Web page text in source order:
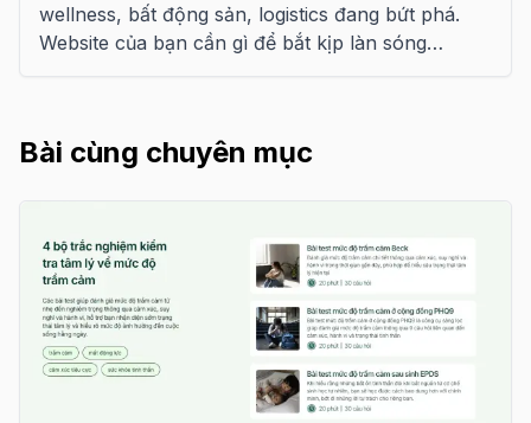
wellness, bất động sản, logistics đang bứt phá.
Website của bạn cần gì để bắt kịp làn sóng
Bài cùng chuyên mục